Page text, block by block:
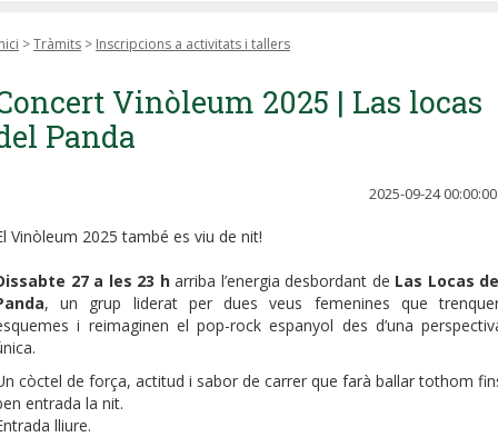
>Tràmits > Inscripcions a activitats i tallers
Vinòleum 2025 | Las locas
Panda
2025-09-24 00:00:00
Vinòleum 2025 també es viu de nit!
27 a les 23 harriba l’energia desbordant de Las Locas
, un grup liderat per dues veus femenines que
i reimaginen el pop-rock espanyol des d’una
còctel de força, actitud i sabor de carrer que farà ballar tothom
entrada la nit.
lliure.